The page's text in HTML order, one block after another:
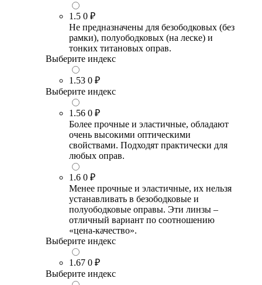
1.5 0 ₽
Не предназначены для безободковых (без
рамки), полуободковых (на леске) и
тонких титановых оправ.
Выберите индекс
1.53 0 ₽
Выберите индекс
1.56 0 ₽
Более прочные и эластичные, обладают
очень высокими оптическими
свойствами. Подходят практически для
любых оправ.
1.6 0 ₽
Менее прочные и эластичные, их нельзя
устанавливать в безободковые и
полуободковые оправы. Эти линзы –
отличный вариант по соотношению
«цена-качество».
Выберите индекс
1.67 0 ₽
Выберите индекс